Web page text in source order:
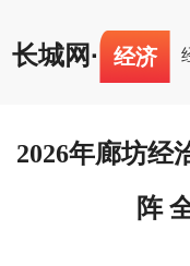
长城网· 经济
2026年廊坊经
阵